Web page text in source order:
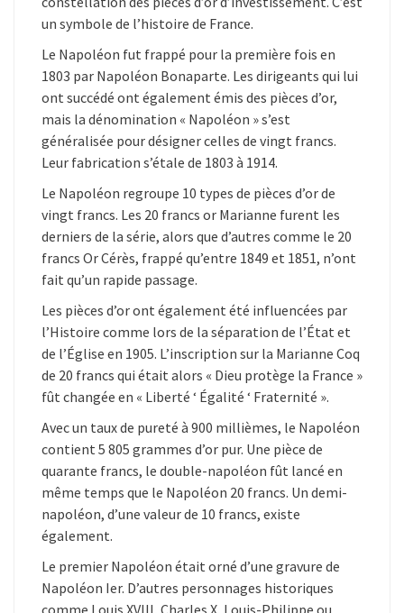
M
A
I
N
T
E
N
A
N
T
>
>
un symbole de l’histoire de France.
Le Napoléon fut frappé pour la première fois en
1803 par Napoléon Bonaparte. Les dirigeants qui lui
ont succédé ont également émis des pièces d’or,
mais la dénomination « Napoléon » s’est
généralisée pour désigner celles de vingt francs.
Leur fabrication s’étale de 1803 à 1914.
Le Napoléon regroupe 10 types de pièces d’or de
vingt francs. Les 20 francs or Marianne furent les
derniers de la série, alors que d’autres comme le 20
francs Or Cérès, frappé qu’entre 1849 et 1851, n’ont
fait qu’un rapide passage.
Les pièces d’or ont également été influencées par
l’Histoire comme lors de la séparation de l’État et
de l’Église en 1905. L’inscription sur la Marianne Coq
de 20 francs qui était alors « Dieu protège la France »
fût changée en « Liberté ‘ Égalité ‘ Fraternité ».
Avec un taux de pureté à 900 millièmes, le Napoléon
contient 5 805 grammes d’or pur. Une pièce de
quarante francs, le double-napoléon fût lancé en
même temps que le Napoléon 20 francs. Un demi-
napoléon, d’une valeur de 10 francs, existe
également.
Le premier Napoléon était orné d’une gravure de
Napoléon Ier. D’autres personnages historiques
comme Louis XVIII, Charles X, Louis-Philippe ou